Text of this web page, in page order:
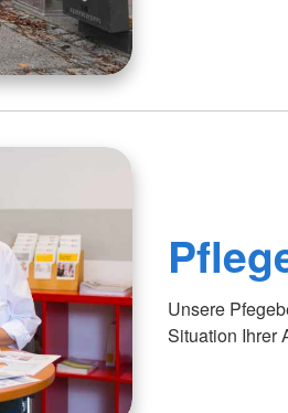
Unsere
Situation Ihrer